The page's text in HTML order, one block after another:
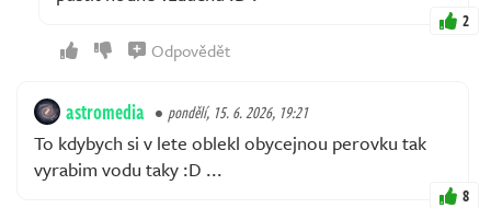
2
Odpovědět
astromedia pondělí, 15. 6. 2026, 19:21
To kdybych si v lete oblekl obycejnou perovku tak
vyrabim vodu taky :D ...
8